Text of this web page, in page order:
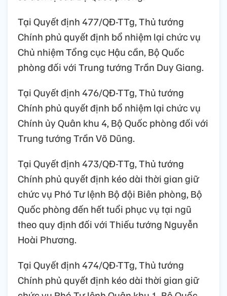
Tại Quyết định 477/QĐ-TTg, Thủ tướng
Chính phủ quyết định bổ nhiệm lại chức vụ
Chủ nhiệm Tổng cục Hậu cần, Bộ Quốc
phòng đối với Trung tướng Trần Duy Giang.
Tại Quyết định 476/QĐ-TTg, Thủ tướng
Chính phủ quyết định bổ nhiệm lại chức vụ
Chính ủy Quân khu 4, Bộ Quốc phòng đối với
Trung tướng Trần Võ Dũng.
Tại Quyết định 473/QĐ-TTg, Thủ tướng
Chính phủ quyết định kéo dài thời gian giữ
chức vụ Phó Tư lệnh Bộ đội Biên phòng, Bộ
Quốc phòng đến hết tuổi phục vụ tại ngũ
theo quy định đối với Thiếu tướng Nguyễn
Hoài Phương.
Tại Quyết định 474/QĐ-TTg, Thủ tướng
Chính phủ quyết định kéo dài thời gian giữ